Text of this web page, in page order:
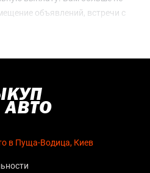
объявлений, встречи с
Водица, Киев
обращения, без скрытых
этапы сделки полностью
в Пуща-Водица, Киев